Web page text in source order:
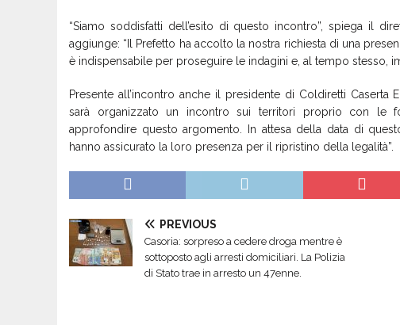
“Siamo soddisfatti dell’esito di questo incontro”, spiega il
aggiunge: “Il Prefetto ha accolto la nostra richiesta di una
è indispensabile per proseguire le indagini e, al tempo stesso,
Presente all’incontro anche il presidente di Coldiretti Caserta
sarà organizzato un incontro sui territori proprio con le
approfondire questo argomento. In attesa della data di
hanno assicurato la loro presenza per il ripristino della legalità”.
PREVIOUS
Casoria: sorpreso a cedere droga mentre è
sottoposto agli arresti domiciliari. La Polizia
di Stato trae in arresto un 47enne.